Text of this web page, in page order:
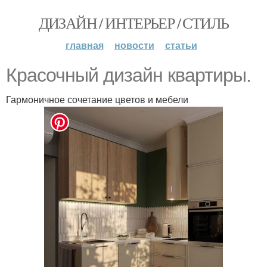
ДИЗАЙН / ИНТЕРЬЕР / СТИЛЬ
главная новости статьи
Красочный дизайн квартиры.
Гармоничное сочетание цветов и мебели